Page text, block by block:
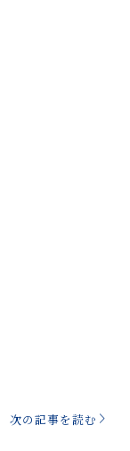
次の記事を読む